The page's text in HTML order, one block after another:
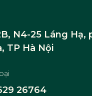
N4-25 Láng Hạ,
TP Hà Nội
26764